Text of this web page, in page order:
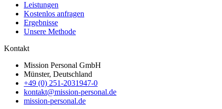
Leistungen
Kostenlos anfragen
Ergebnisse
Unsere Methode
Kontakt
Mission Personal GmbH
Münster, Deutschland
+49 (0) 251-2031947-0
kontakt@mission-personal.de
mission-personal.de